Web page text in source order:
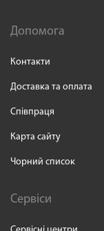
Допомога
Контакти
Доставка та оплата
Співпраця
Карта сайту
Чорний список
Сервіси